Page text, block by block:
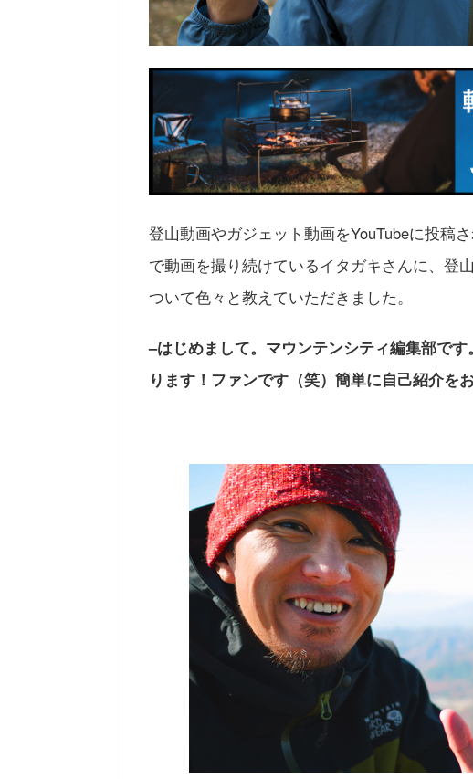
登山動画やガジェット動画をYouTubeに投稿
で動画を撮り続けているイタガキさんに、登
ついて色々と教えていただきました。
–はじめまして。マウンテンシティ編集部で
ります！ファンです（笑）簡単に自己紹介を